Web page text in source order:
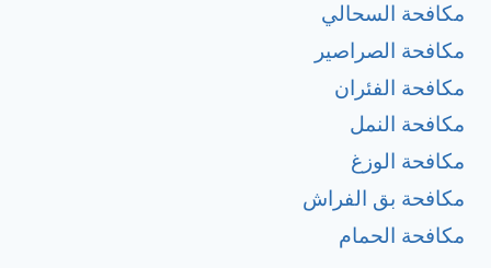
مكافحة السحالي
مكافحة الصراصير
مكافحة الفئران
مكافحة النمل
مكافحة الوزغ
مكافحة بق الفراش
مكافحة الحمام